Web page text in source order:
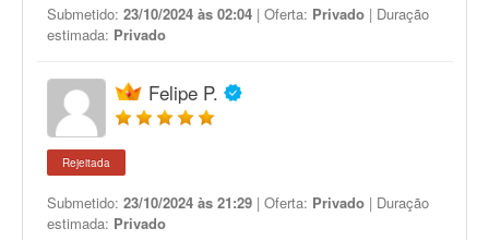
Submetido: 23/10/2024 às 02:04 | Oferta: Privado | Duração
estimada: Privado
Felipe P.
Rejeitada
Submetido: 23/10/2024 às 21:29 | Oferta: Privado | Duração
estimada: Privado